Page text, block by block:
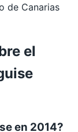
de Canarias
el
en 2014?